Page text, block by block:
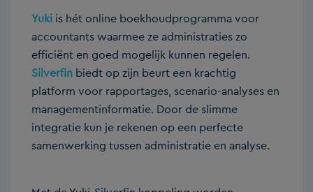
Yuki is hét online boekhoudprogramma voor
accountants waarmee ze administraties zo
efficiënt en goed mogelijk kunnen regelen.
Silverfin biedt op zijn beurt een krachtig
platform voor rapportages, scenario-analyses en
managementinformatie. Door de slimme
integratie kun je rekenen op een perfecte
samenwerking tussen administratie en analyse.